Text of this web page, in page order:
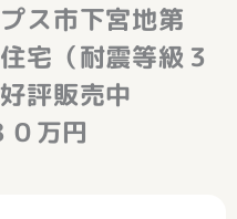
市下宮地第
（耐震等級３
評販売中
万円